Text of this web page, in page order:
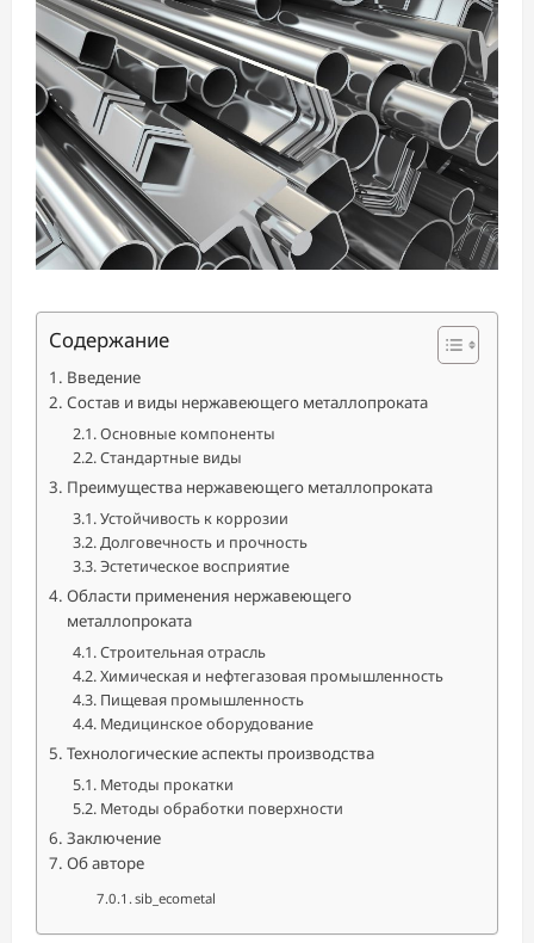
Содержание
Введение
Состав и виды нержавеющего металлопроката
Основные компоненты
Стандартные виды
Преимущества нержавеющего металлопроката
Устойчивость к коррозии
Долговечность и прочность
Эстетическое восприятие
Области применения нержавеющего
металлопроката
Строительная отрасль
Химическая и нефтегазовая промышленность
Пищевая промышленность
Медицинское оборудование
Технологические аспекты производства
Методы прокатки
Методы обработки поверхности
Заключение
Об авторе
sib_ecometal